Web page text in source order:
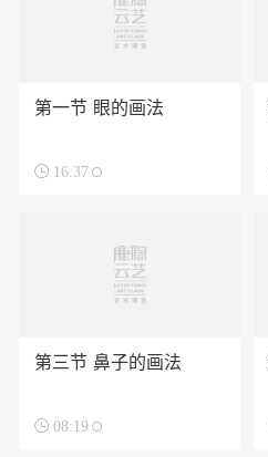
第一节 眼的画法
 16:37
第三节 鼻子的画法
 08:19